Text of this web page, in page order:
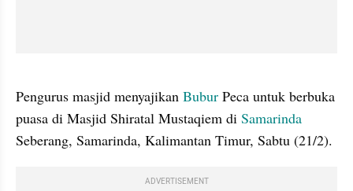
Pengurus masjid menyajikan Bubur Peca untuk berbuka
puasa di Masjid Shiratal Mustaqiem di
Seberang, Samarinda, Kalimantan Timur, Sabtu (21/2).
ADVERTISEMENT